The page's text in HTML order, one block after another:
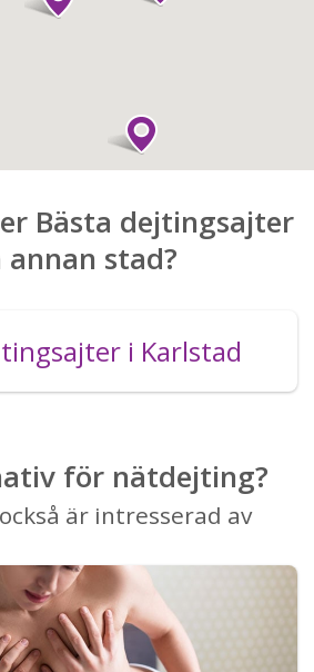
Bästa dejtingsajter
annan stad?
i Karlstad
för nätdejting?
är intresserad av